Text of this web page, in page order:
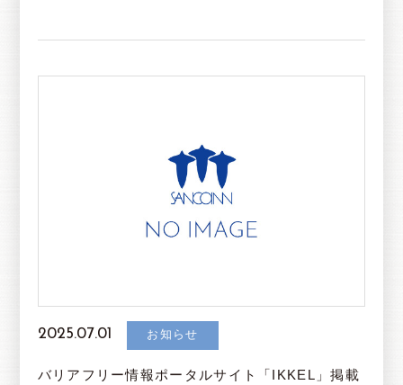
2025.07.01 お知らせ
バリアフリー情報ポータルサイト「IKKEL」掲載